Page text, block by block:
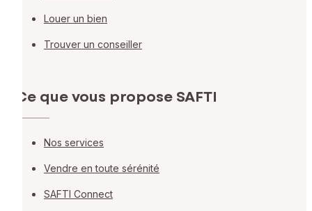
Louer un bien
Trouver un conseiller
Ce que vous propose SAFTI
Nos services
Vendre en toute sérénité
SAFTI Connect